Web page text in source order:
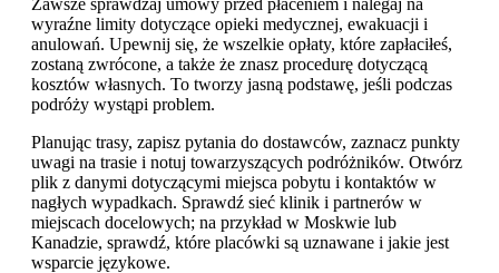
Zawsze sprawdzaj umowy przed płaceniem i nalegaj na
wyraźne limity dotyczące opieki medycznej, ewakuacji i
anulowań. Upewnij się, że wszelkie opłaty, które zapłaciłeś,
zostaną zwrócone, a także że znasz procedurę dotyczącą
kosztów własnych. To tworzy jasną podstawę, jeśli podczas
podróży wystąpi problem.
Planując trasy, zapisz pytania do dostawców, zaznacz punkty
uwagi na trasie i notuj towarzyszących podróżników. Otwórz
plik z danymi dotyczącymi miejsca pobytu i kontaktów w
nagłych wypadkach. Sprawdź sieć klinik i partnerów w
miejscach docelowych; na przykład w Moskwie lub
Kanadzie, sprawdź, które placówki są uznawane i jakie jest
wsparcie językowe.